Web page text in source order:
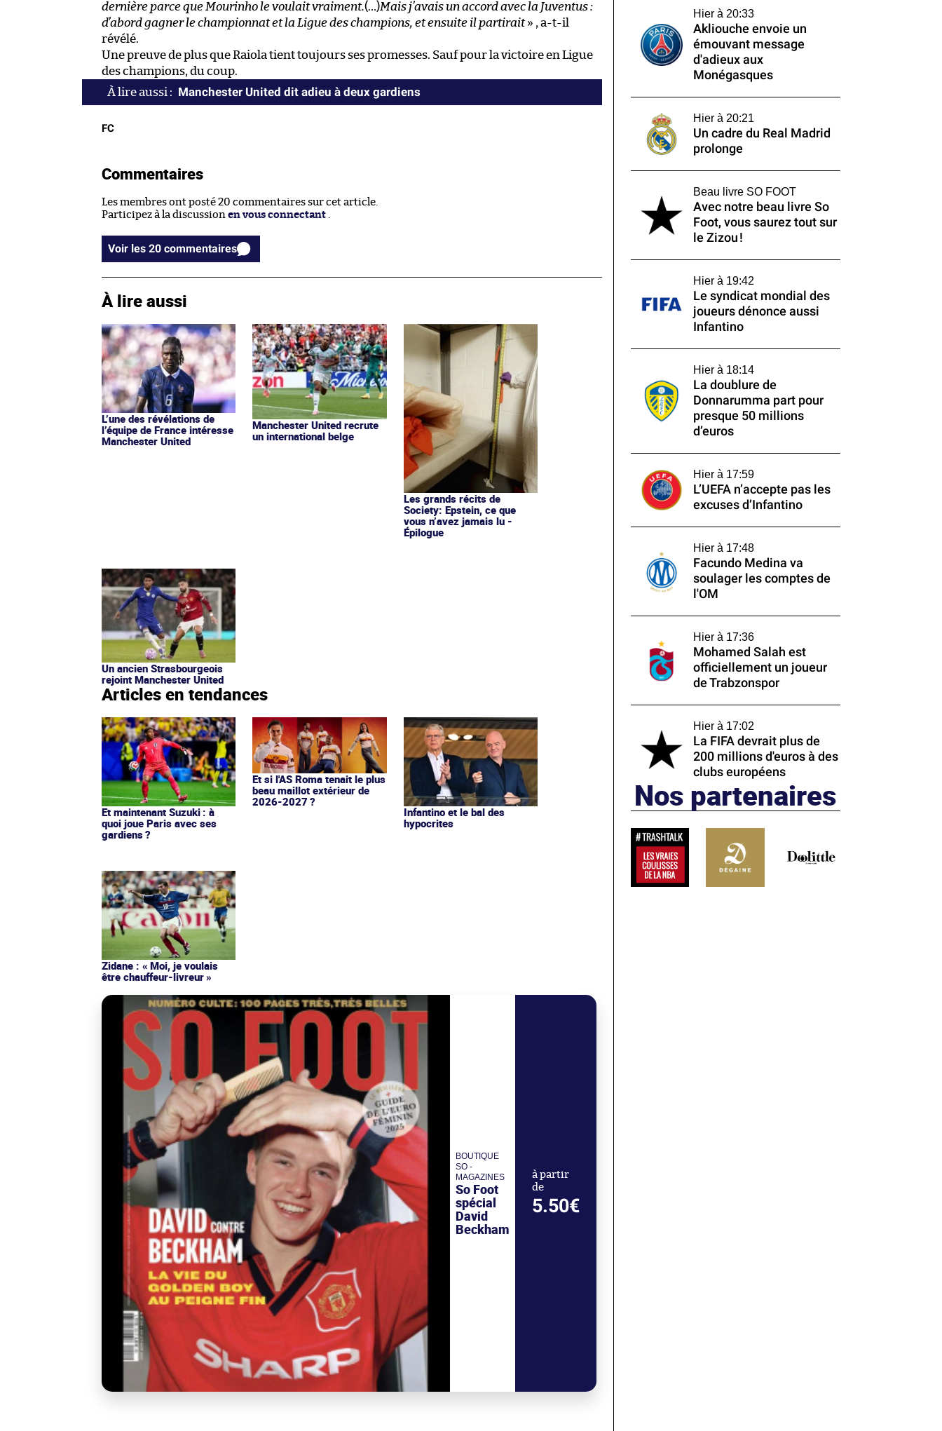
dernière parce que Mourinho le voulait vraiment.(…)Mais j’avais un accord avec la Juventus :
d’abord gagner le championnat et la Ligue des champions, et ensuite il partirait» , a-t-il
révélé.
Une preuve de plus que Raiola tient toujours ses promesses. Sauf pour la victoire en Ligue
des champions, du coup.
Manchester United dit adieu à deux gardiens
FC
Commentaires
Les membres ont posté 20 commentaires sur cet article.
Participez à la discussion en vous connectant .
Voir les 20 commentaires
À lire aussi
L’une des révélations de
l’équipe de France intéresse
Manchester United
Manchester United recrute
un international belge
Les grands récits de
Society: Epstein, ce que
vous n’avez jamais lu -
Épilogue
Un ancien Strasbourgeois
rejoint Manchester United
Articles en tendances
Et maintenant Suzuki : à
quoi joue Paris avec ses
gardiens ?
Et si l'AS Roma tenait le plus
beau maillot extérieur de
2026-2027 ?
Infantino et le bal des
hypocrites
Zidane : « Moi, je voulais
être chauffeur-livreur »
BOUTIQUE
SO -
MAGAZINES
So Foot
spécial
David
Beckham
à partir
de
5.50€
Hier à 20:33
Akliouche envoie un
émouvant message
d'adieux aux
Monégasques
Hier à 20:21
Un cadre du Real Madrid
prolonge
Beau livre SO FOOT
Avec notre beau livre So
Foot, vous saurez tout sur
le Zizou !
Hier à 19:42
Le syndicat mondial des
joueurs dénonce aussi
Infantino
Hier à 18:14
La doublure de
Donnarumma part pour
presque 50 millions
d’euros
Hier à 17:59
L’UEFA n’accepte pas les
excuses d’Infantino
Hier à 17:48
Facundo Medina va
soulager les comptes de
l'OM
Hier à 17:36
Mohamed Salah est
officiellement un joueur
de Trabzonspor
Hier à 17:02
La FIFA devrait plus de
200 millions d'euros à des
clubs européens
Nos partenaires